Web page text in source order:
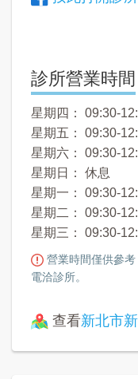
診所營業時間
星期四： 09:30-
星期五： 09:30-
星期六： 09:30-
星期日： 休息
星期一： 09:30-
星期二： 09:30-
星期三： 09:30-
營業時間僅供參
電洽診所。
查看新北市